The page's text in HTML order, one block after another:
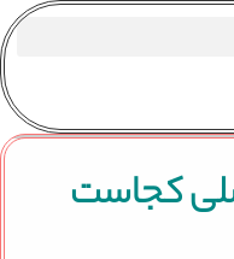
کجاست